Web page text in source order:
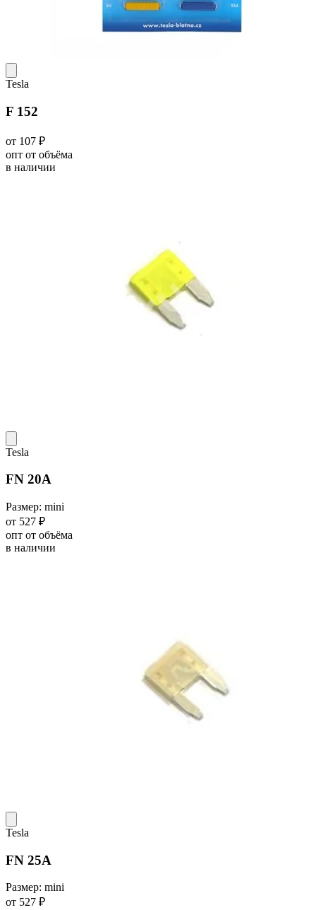
Tesla
F 152
от 107 ₽
опт от объёма
в наличии
Tesla
FN 20A
Размер: mini
от 527 ₽
опт от объёма
в наличии
Tesla
FN 25A
Размер: mini
от 527 ₽